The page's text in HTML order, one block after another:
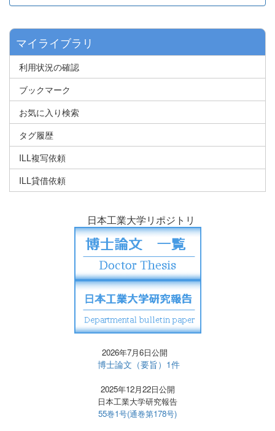
マイライブラリ
利用状況の確認
ブックマーク
お気に入り検索
タグ履歴
ILL複写依頼
ILL貸借依頼
日本工業大学リポジトリ
2026年7月6日公開
博士論文（要旨）1件
2025年12月22日公開
日本工業大学研究報告
55巻1号(通巻第178号)